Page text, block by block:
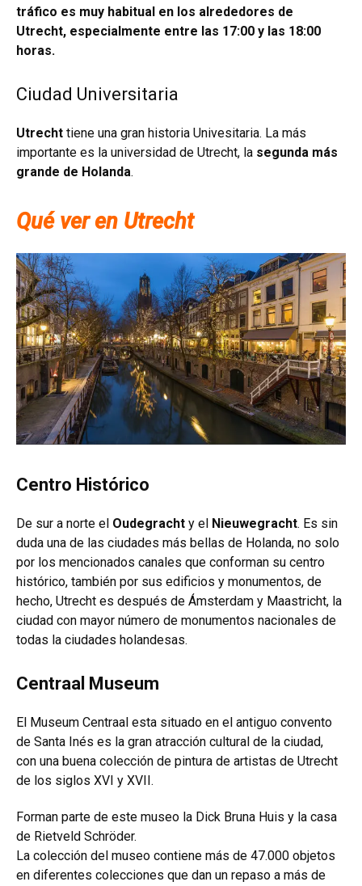
tráfico es muy habitual en los alrededores de
Utrecht, especialmente entre las 17:00 y las 18:00
horas.
Ciudad Universitaria
Utrecht tiene una gran historia Univesitaria. La más
importante es la universidad de Utrecht, la segunda más
grande de Holanda.
Qué ver en Utrecht
Centro Histórico
De sur a norte el Oudegracht y el Nieuwegracht. Es sin
duda una de las ciudades más bellas de Holanda, no solo
por los mencionados canales que conforman su centro
histórico, también por sus edificios y monumentos, de
hecho, Utrecht es después de Ámsterdam y Maastricht, la
ciudad con mayor número de monumentos nacionales de
todas la ciudades holandesas.
Centraal Museum
El Museum Centraal esta situado en el antiguo convento
de Santa Inés es la gran atracción cultural de la ciudad,
con una buena colección de pintura de artistas de Utrecht
de los siglos XVI y XVII.
Forman parte de este museo la Dick Bruna Huis y la casa
de Rietveld Schröder.
La colección del museo contiene más de 47.000 objetos
en diferentes colecciones que dan un repaso a más de